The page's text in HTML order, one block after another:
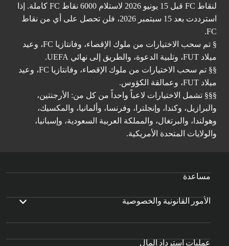
لنقاط FC قبل 15 يونيو 2026 لاستلام 6000 نقاط FC كاملة. إذا
استرددت بعد 15 سبتمبر 2026، فلن تحصل على أي من نقاط
FC.
§ تم سحب الاختيارات من ملوك الإقصاء، وفانتازيا FC، وعيد
ميلاد FUT، وتلبية الدعوة، والطريق إلى نهائي UEFA.
§§ تم سحب الاختيارات من ملوك الإقصاء، وفانتازيا FC، وعيد
ميلاد FUT، وعمالقة الكؤوس.
§§§ تشمل الاختيارات لاعباً واحداً من كل من: الأرجنتين،
والبرازيل، وكندا، وإنجلترا، وفرنسا، وألمانيا، والمكسيك،
وهولندا، والبرتغال، والمملكة العربية السعودية، وإسبانيا،
والولايات المتحدة الأمريكية.
مساعدة
الأمور القانونية والخصوصية
عمليات استرداد المال